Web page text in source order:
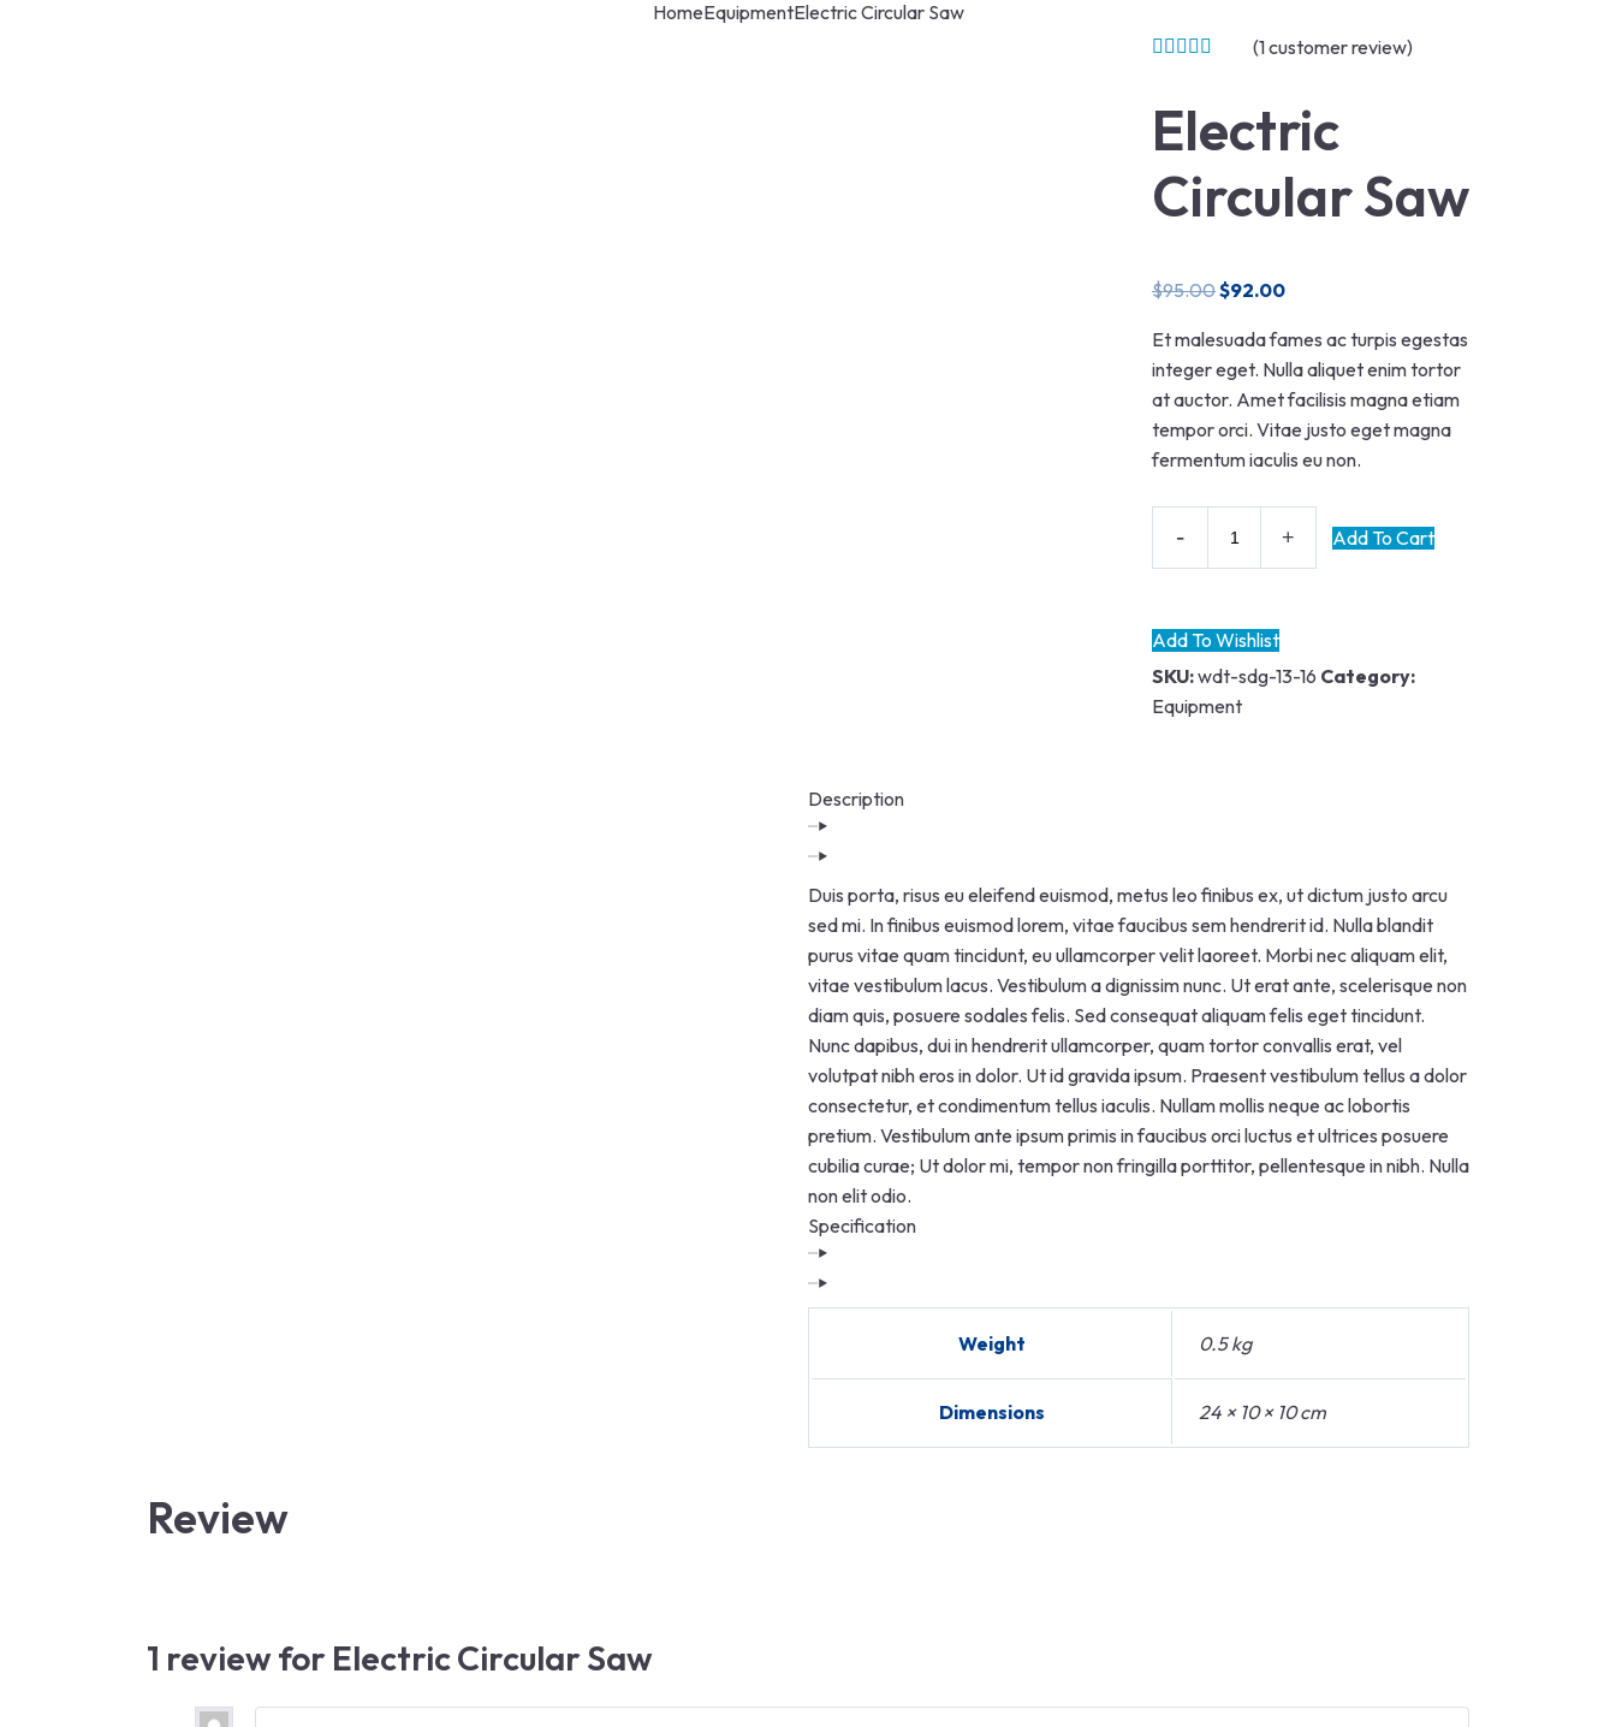
HomeEquipmentElectric Circular Saw
(1customer review)
Electric
Circular Saw
$95.00$92.00
Et malesuada fames ac turpis egestas
integer eget. Nulla aliquet enim tortor
at auctor. Amet facilisis magna etiam
tempor orci. Vitae justo eget magna
fermentum iaculis eu non.
Add To Cart
Add To Wishlist
SKU:wdt-sdg-13-16 Category:
Equipment
Description
Duis porta, risus eu eleifend euismod, metus leo finibus ex, ut dictum justo arcu
sed mi. In finibus euismod lorem, vitae faucibus sem hendrerit id. Nulla blandit
purus vitae quam tincidunt, eu ullamcorper velit laoreet. Morbi nec aliquam elit,
vitae vestibulum lacus. Vestibulum a dignissim nunc. Ut erat ante, scelerisque non
diam quis, posuere sodales felis. Sed consequat aliquam felis eget tincidunt.
Nunc dapibus, dui in hendrerit ullamcorper, quam tortor convallis erat, vel
volutpat nibh eros in dolor. Ut id gravida ipsum. Praesent vestibulum tellus a dolor
consectetur, et condimentum tellus iaculis. Nullam mollis neque ac lobortis
pretium. Vestibulum ante ipsum primis in faucibus orci luctus et ultrices posuere
cubilia curae; Ut dolor mi, tempor non fringilla porttitor, pellentesque in nibh. Nulla
non elit odio.
Specification
Weight 0.5 kg
Dimensions 24 × 10 × 10 cm
Review
1 review for Electric Circular Saw